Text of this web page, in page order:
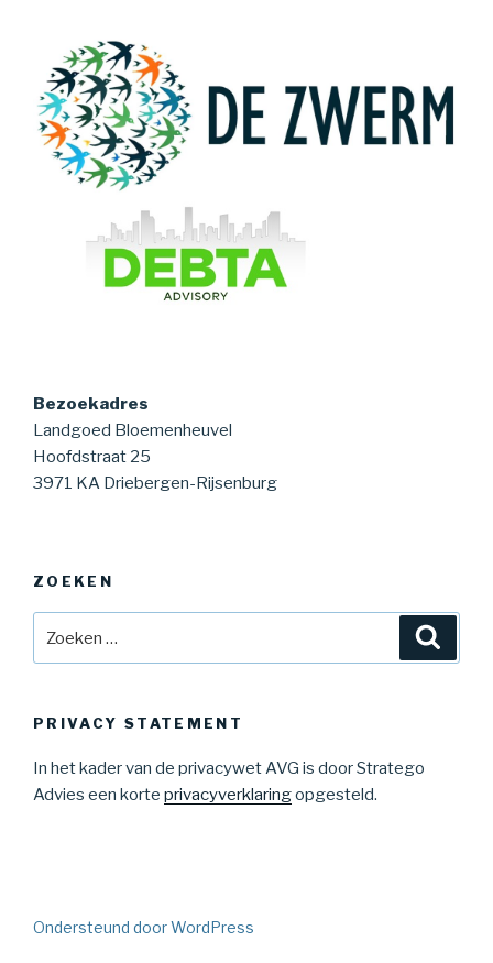
Bezoekadres
Landgoed Bloemenheuvel
Hoofdstraat 25
3971 KA Driebergen-Rijsenburg
ZOEKEN
naar:
PRIVACY STATEMENT
In het kader van de privacywet AVG is door Stratego
Advies een korte privacyverklaringopgesteld.
Ondersteund door WordPress